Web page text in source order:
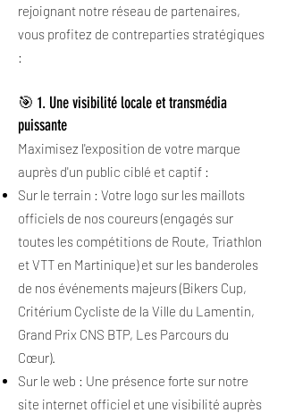
rejoignant notre réseau de partenaires,
vous profitez de contreparties stratégiques
:
🎯 1. Une visibilité locale et transmédia
puissante
Maximisez l'exposition de votre marque
auprès d'un public ciblé et captif :
Sur le terrain : Votre logo sur les maillots
officiels de nos coureurs (engagés sur
toutes les compétitions de Route, Triathlon
et VTT en Martinique) et sur les banderoles
de nos événements majeurs (Bikers Cup,
Critérium Cycliste de la Ville du Lamentin,
Grand Prix CNS BTP, Les Parcours du
Cœur).
Sur le web : Une présence forte sur notre
site internet officiel et une visibilité auprès